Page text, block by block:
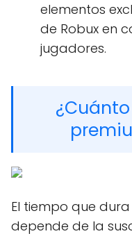
elementos
de Robux en
jugadores.
El tiempo que
depende de la